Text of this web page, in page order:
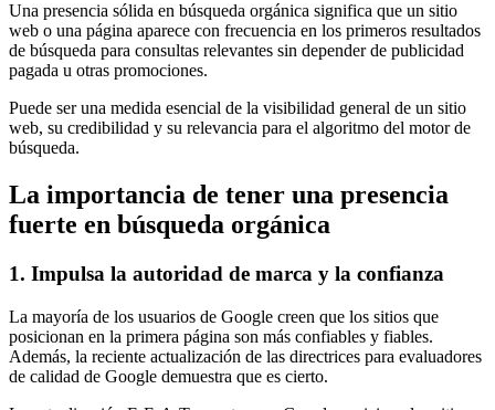
Una presencia sólida en búsqueda orgánica significa que un sitio
web o una página aparece con frecuencia en los primeros resultados
de búsqueda para consultas relevantes sin depender de publicidad
pagada u otras promociones.
Puede ser una medida esencial de la visibilidad general de un sitio
web, su credibilidad y su relevancia para el algoritmo del motor de
búsqueda.
La importancia de tener una presencia
fuerte en búsqueda orgánica
1. Impulsa la autoridad de marca y la confianza
La mayoría de los usuarios de Google creen que los sitios que
posicionan en la primera página son más confiables y fiables.
Además, la reciente actualización de las directrices para evaluadores
de calidad de Google demuestra que es cierto.